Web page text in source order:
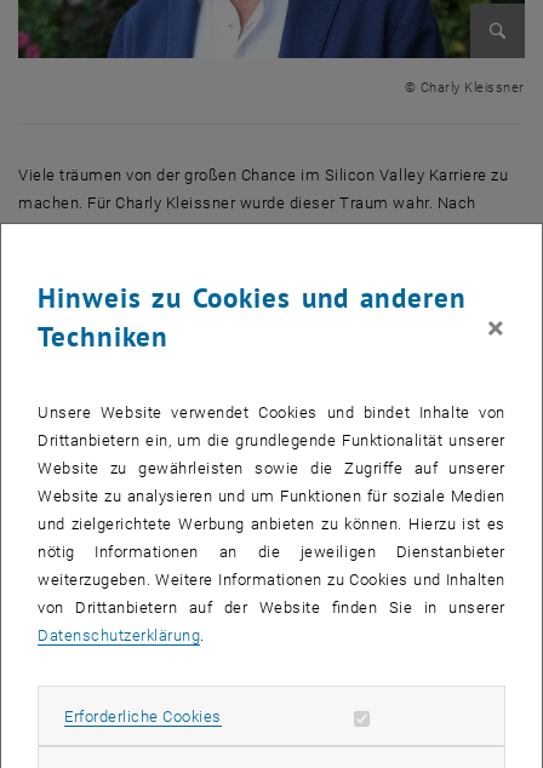
© Charly Kleissner
Viele träumen von der großen Chance im Silicon Valley Karriere zu
machen. Für Charly Kleissner wurde dieser Traum wahr. Nach
seinem Abschluss im Bereich Informatik an der TU Wien ging er ins
der Entwicklung des Betriebssystems
NeXTbeteiligt. Was aber
bedeutet es, imSilicon Valley zu arbeiten, welchen Einfluss hatte
die Ausbildung an der TU Wien auf seine Karriere und wo liegen die
Welchen Einfluss hat die Ausbildung an der TU Wien für
Ihren beruflichen Werdegang bedeutet?
Charly Kleissner:Meine Ausbildung an der TU Wien hat es mir
ermöglicht, einJob-Angebot vonHewlett-Packard(HP) imSilicon
Valleyzu bekommen. Ich habe dieses Angebot sehr gerne
angenommen, HP hat mir sogar die Übersiedlung finanziert. Das
Projekt, wofür ich zuerst als Technischer Leiter und später als
Entwicklungsmanager angestellt wurde, war ein verteiltes
Senior Vice President of Product Development and Engineering
später dann auchChief Technology Officervon Ariba (heute SAP
Hinweis zu Cookies und anderen
Techniken
×
Unsere Website verwendet Cookies und bindet Inhalte von
Drittanbietern ein, um die grundlegende Funktionalität unserer
Website zu gewährleisten sowie die Zugriffe auf unserer
Website zu analysieren und um Funktionen für soziale Medien
und zielgerichtete Werbung anbieten zu können. Hierzu ist es
nötig Informationen an die jeweiligen Dienstanbieter
weiterzugeben. Weitere Informationen zu Cookies und Inhalten
von Drittanbietern auf der Website finden Sie in unserer
Datenschutzerklärung.
Erforderliche Cookies Erforderliche Cookies zulassen